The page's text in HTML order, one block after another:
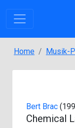
Home Musik-
Bert Brac
Chemical